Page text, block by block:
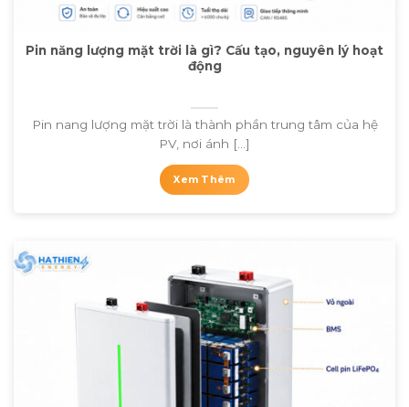
Pin năng lượng mặt trời là gì? Cấu tạo, nguyên lý hoạt
động
Pin nang lượng mặt trời là thành phần trung tâm của hệ
PV, nơi ánh [...]
Xem Thêm